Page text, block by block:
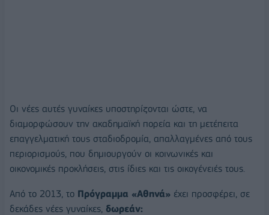
Οι νέες αυτές γυναίκες υποστηρίζονται ώστε, να
διαμορφώσουν την ακαδημαϊκή πορεία και τη μετέπειτα
επαγγελματική τους σταδιοδρομία, απαλλαγμένες από τους
περιορισμούς, που δημιουργούν οι κοινωνικές και
οικονομικές προκλήσεις, στις ίδιες και τις οικογένειές τους.
Από το 2013, το Πρόγραμμα «Αθηνά» έχει προσφέρει, σε
δεκάδες νέες γυναίκες, δωρεάν: